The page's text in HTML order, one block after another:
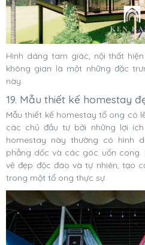
Hình dáng tam giác, nội thất
không gian là một những đặc
này.
19. Mẫu thiết kế homestay
Mẫu thiết kế homestay tổ ong có
các chủ đầu tư bởi những lợi
homestay này thường có hình
phẳng dốc và các góc uốn
vẻ đẹp độc đáo và tự nhiên, tạo
trong một tổ ong thực sự.